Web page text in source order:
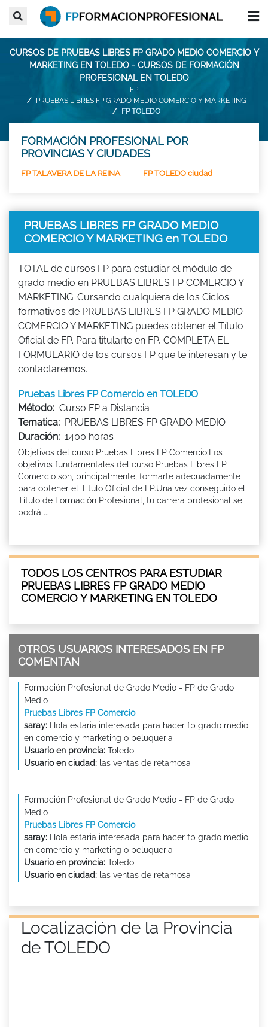
CURSOS DE PRUEBAS LIBRES FP GRADO MEDIO COMERCIO Y
MARKETING EN TOLEDO - CURSOS DE FORMACIÓN
PROFESIONAL EN TOLEDO
FP
PRUEBAS LIBRES FP GRADO MEDIO COMERCIO Y MARKETING
FP TOLEDO
FORMACIÓN PROFESIONAL POR
PROVINCIAS Y CIUDADES
FP TALAVERA DE LA REINA FP TOLEDO ciudad
PRUEBAS LIBRES FP GRADO MEDIO
COMERCIO Y MARKETING en TOLEDO
TOTAL de cursos FP para estudiar el módulo de
grado medio en PRUEBAS LIBRES FP COMERCIO Y
MARKETING. Cursando cualquiera de los Ciclos
formativos de PRUEBAS LIBRES FP GRADO MEDIO
COMERCIO Y MARKETING puedes obtener el Título
Oficial de FP. Para titularte en FP, COMPLETA EL
FORMULARIO de los cursos FP que te interesan y te
contactaremos.
Pruebas Libres FP Comercio en TOLEDO
Método: Curso FP a Distancia
Tematica: PRUEBAS LIBRES FP GRADO MEDIO
Duración: 1400 horas
Objetivos del curso Pruebas Libres FP Comercio:Los
objetivos fundamentales del curso Pruebas Libres FP
Comercio son, principalmente, formarte adecuadamente
para obtener el Titulo Oficial de FP.Una vez conseguido el
Título de Formación Profesional, tu carrera profesional se
podrá ...
TODOS LOS CENTROS PARA ESTUDIAR
PRUEBAS LIBRES FP GRADO MEDIO
COMERCIO Y MARKETING EN TOLEDO
OTROS USUARIOS INTERESADOS EN FP
COMENTAN
Formación Profesional de Grado Medio - FP de Grado
Medio
Pruebas Libres FP Comercio
saray: Hola estaria interesada para hacer fp grado medio
en comercio y marketing o peluqueria
Usuario en provincia: Toledo
Usuario en ciudad: las ventas de retamosa
Formación Profesional de Grado Medio - FP de Grado
Medio
Pruebas Libres FP Comercio
saray: Hola estaria interesada para hacer fp grado medio
en comercio y marketing o peluqueria
Usuario en provincia: Toledo
Usuario en ciudad: las ventas de retamosa
Localización de la Provincia
de TOLEDO